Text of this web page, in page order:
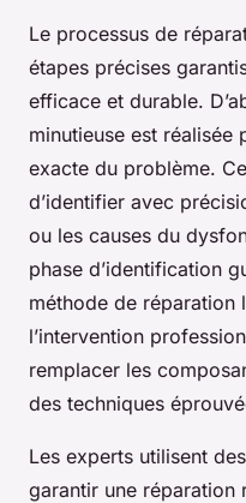
Le processus de
étapes précises
efficace et durable.
minutieuse est réalisée
exacte du problème.
d’identifier avec
ou les causes du
phase d’identification
méthode de réparation
l’intervention
remplacer les
des techniques
Les experts utilisent
garantir une réparation